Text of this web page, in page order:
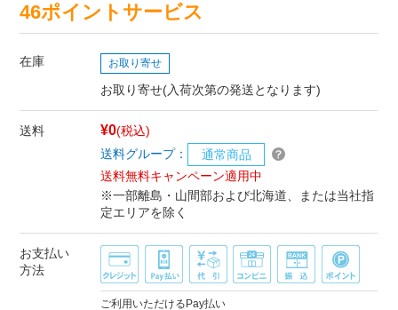
46ポイントサービス
在庫 お取り寄せ
お取り寄せ(入荷次第の発送となります)
送料 ¥0(税込)
送料グループ：
通常商品
送料無料キャンペーン適用中
※一部離島・山間部および北海道、または当社指
定エリアを除く
お支払い
方法
ご利用いただけるPay払い